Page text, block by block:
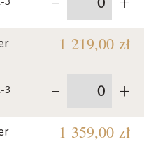
3
1 219,00 zł
- +
1 359,00 zł